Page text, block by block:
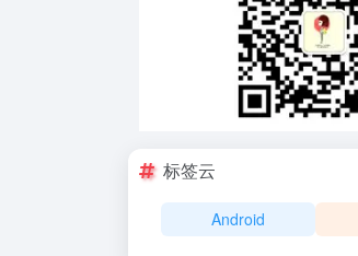
标签云
Android